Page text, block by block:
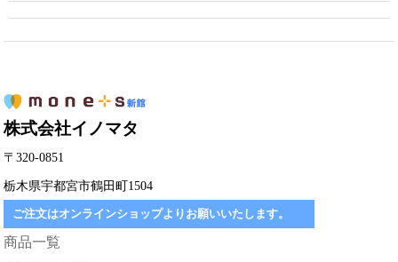
株式会社イノマタ
〒320-0851
栃木県宇都宮市鶴田町1504
ご注文はオンラインショップよりお願いいたします。
商品一覧